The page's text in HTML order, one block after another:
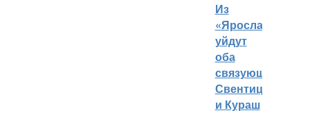
Из
«Ярославича»
уйдут
оба
связующих:
Свентицкис
и Кураш